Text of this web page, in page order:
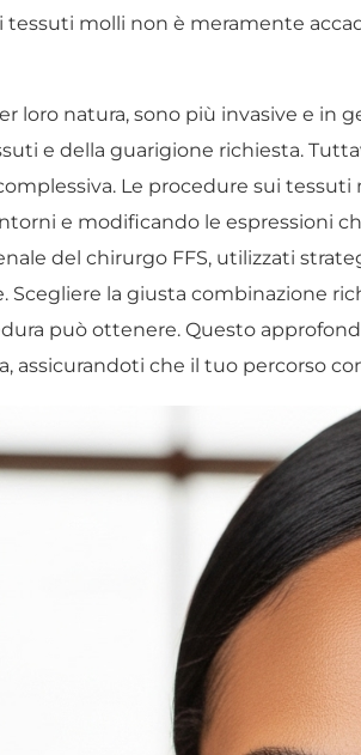
tessuti molli non è meramente
loro natura, sono più invasive e
e della guarigione richiesta.
Le procedure sui
e modificando le espressioni
del chirurgo FFS, utilizzati
Scegliere la giusta combinazione
può ottenere. Questo
assicurandoti che il tuo percorso